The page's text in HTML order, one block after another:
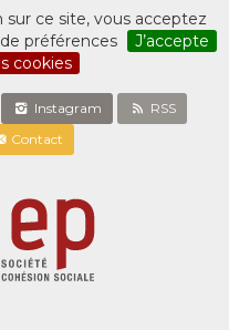
ce site, vous acceptez
préférences
J’accepte
cookies
Instagram
RSS
Contact